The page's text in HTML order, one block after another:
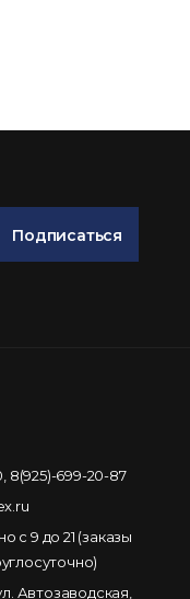
Подписаться
8(925)-699-20-87
с 9 до 21 (заказы
Автозаводская,